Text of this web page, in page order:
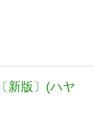
新版〕(ハヤ